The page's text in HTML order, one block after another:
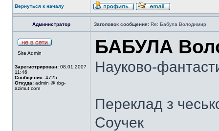
Вернуться к началу
Администратор Заголовок сообщения: Re: Бабула Володимир
Site Admin
Зарегистрирован: 08.01.2007
11:46
Сообщения: 4725
Откуда: admin @ rbg-
azimut.com
БАБУЛА
Науково-
Переклад з
Соучек